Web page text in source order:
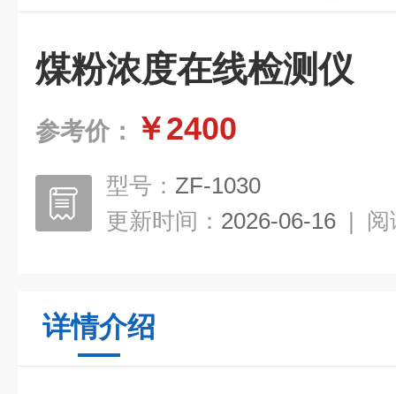
煤粉浓度在线检测仪
参考价： ￥2400
型号： ZF-1030
更新时间： 2026-06-16 | 阅
详情介绍